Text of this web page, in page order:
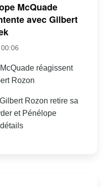
McQuade
avec Gilbert
réagissent
Rozon
Rozon retire sa
et Pénélope